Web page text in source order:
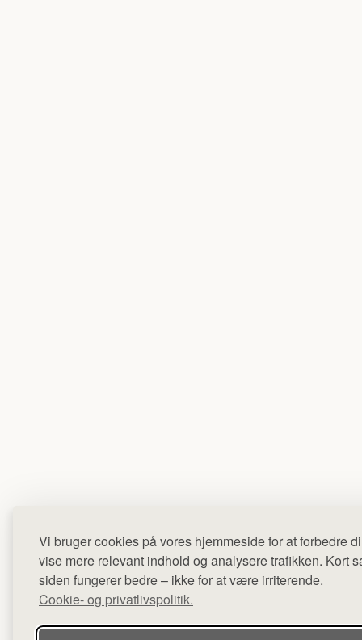
Vi bruger cookies på vores hjemmeside for at forbedre
vise mere relevant indhold og analysere trafikken. Kort
siden fungerer bedre – ikke for at være irriterende.
Cookie- og privatlivspolitik.